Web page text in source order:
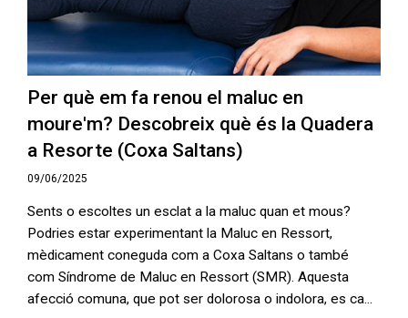
Per què em fa renou el maluc en
moure'm? Descobreix què és la Quadera
a Resorte (Coxa Saltans)
09/06/2025
Sents o escoltes un esclat a la maluc quan et mous?
Podries estar experimentant la Maluc en Ressort,
mèdicament coneguda com a Coxa Saltans o també
com Síndrome de Maluc en Ressort (SMR). Aquesta
afecció comuna, que pot ser dolorosa o indolora, es ca...